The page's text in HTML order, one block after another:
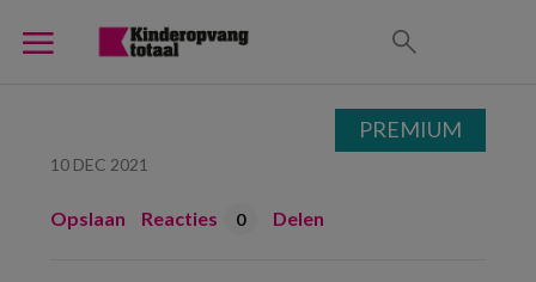
10 DEC 2021
Opslaan Reacties 0 Delen
PREMIUM